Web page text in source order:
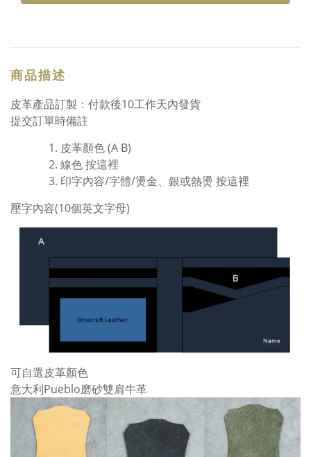
商品描述
皮革產品訂製：付款後10工作天內發貨
提交訂單時備註
皮革顏色 (A B)
線色按這裡
印字內容/字體/燙金、銀或熱燙 按這裡
壓字內容(10個英文字母)
可自選皮革顏色
意大利Pueblo磨砂雙肩牛革